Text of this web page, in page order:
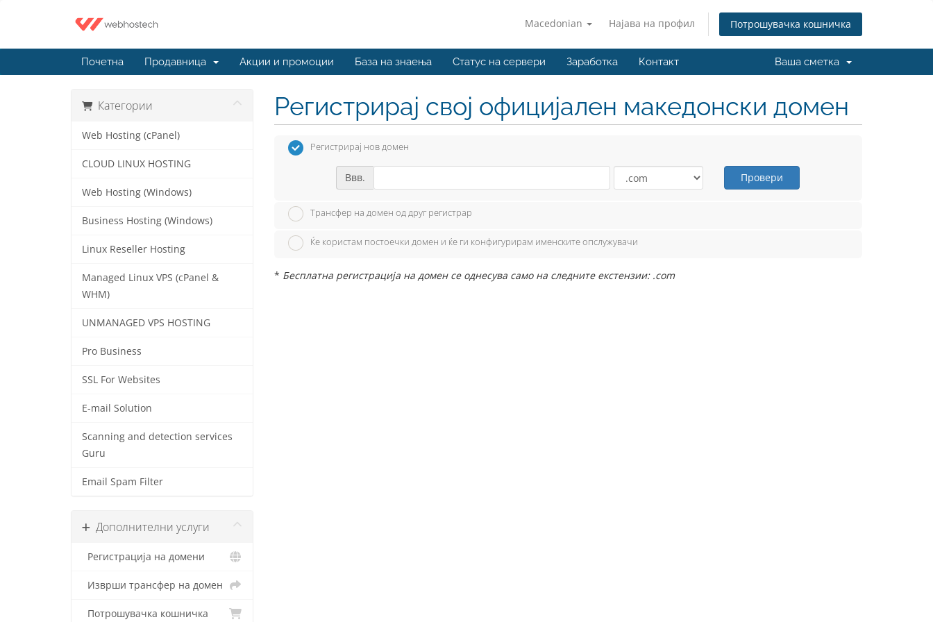
Macedonian Најава на профил Потрошувачка кошничка
Почетна Продавница Акции и промоции База на знаења Статус на сервери Заработка Контакт Ваша сметка
Категории
Web Hosting (cPanel)
CLOUD LINUX HOSTING
Web Hosting (Windows)
Business Hosting (Windows)
Linux Reseller Hosting
Managed Linux VPS (cPanel &
WHM)
UNMANAGED VPS HOSTING
Pro Business
SSL For Websites
E-mail Solution
Scanning and detection services
Guru
Email Spam Filter
Дополнителни услуги
Регистрација на домени
Изврши трансфер на домен
Потрошувачка кошничка
Регистрирај свој официјален македонски домен
Регистрирај нов домен
Ввв. Провери
Трансфер на домен од друг регистрар
Ќе користам постоечки домен и ќе ги конфигурирам именските опслужувачи
* Бесплатна регистрација на домен се однесува само на следните екстензии: .com